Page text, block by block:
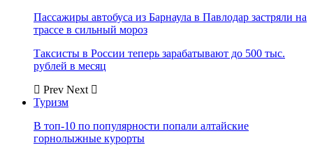
Пассажиры автобуса из Барнаула в Павлодар застряли на
трассе в сильный мороз
Таксисты в России теперь зарабатывают до 500 тыс.
рублей в месяц
Prev Next
Туризм
В топ-10 по популярности попали алтайские
горнолыжные курорты